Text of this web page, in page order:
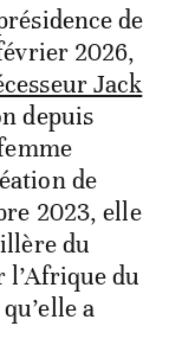
de
2026,
Jack
depuis
de
2023, elle
du
l’Afrique du
a